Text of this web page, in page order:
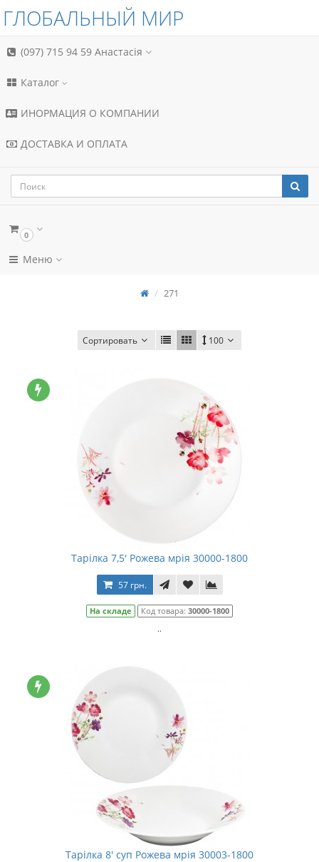
ГЛОБАЛЬНЫЙ МИР
(097) 715 94 59 Анастасія
Каталог
ИНОРМАЦИЯ О КОМПАНИИ
ДОСТАВКА И ОПЛАТА
0
Меню
271
Сортировать 100
Тарілка 7,5' Рожева мрія 30000-1800
57 грн.
На складе Код товара: 30000-1800
..
Тарілка 8' суп Рожева мрія 30003-1800